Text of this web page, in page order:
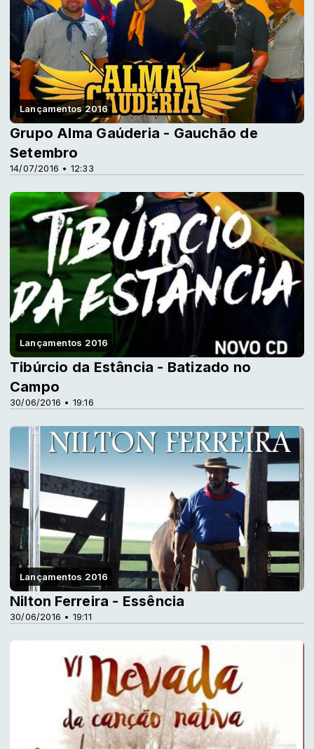
Lançamentos 2016
14/07/2016 • 12:33
Grupo Alma Gaúderia - Gauchão de
Setembro
Lançamentos 2016
30/06/2016 • 19:16
Tibúrcio da Estância - Batizado no
Campo
Lançamentos 2016
30/06/2016 • 19:11
Nilton Ferreira - Essência